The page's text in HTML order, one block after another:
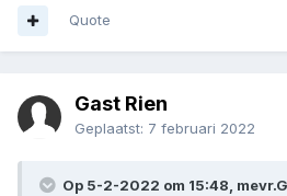
Quote
Gast Rien
Geplaatst: 7 februari 2022
Op 5-2-2022 om 15:48,